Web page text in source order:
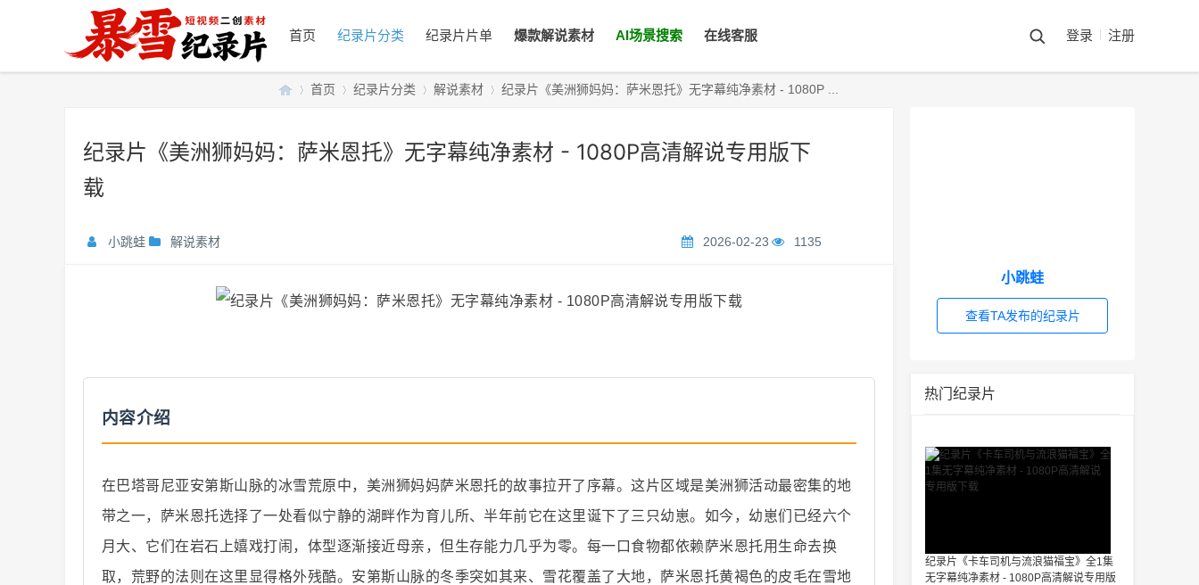
首页 纪录片分类 纪录片片单 爆款解说素材 AI场景搜索 在线客服 登录 注册
纪
»
首页 纪录片分类
›
解说素材
›
纪录片《美洲狮妈妈：萨米恩托》无字幕纯净素材 - 1080P ...
纪录片《美洲狮妈妈：萨米恩托》无字幕纯净素材 - 1080P高清解说专用版下
载
小跳蛙 解说素材 2026-02-23 1135
内容介绍
在巴塔哥尼亚安第斯山脉的冰雪荒原中，美洲狮妈妈萨米恩托的故事拉开了序幕。这片区域是美洲狮活动最密集的地
带之一，萨米恩托选择了一处看似宁静的湖畔作为育儿所、半年前它在这里诞下了三只幼崽。如今，幼崽们已经六个
月大、它们在岩石上嬉戏打闹，体型逐渐接近母亲，但生存能力几乎为零。每一口食物都依赖萨米恩托用生命去换
取，荒野的法则在这里显得格外残酷。安第斯山脉的冬季突如其来、雪花覆盖了大地，萨米恩托黄褐色的皮毛在雪地
小跳蛙
查看TA发布的纪录片
热门纪录片
纪录片《卡车司机与流浪猫福宝》全1集
无字幕纯净素材 - 1080P高清解说专用版